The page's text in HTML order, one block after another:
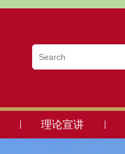
理论宣讲